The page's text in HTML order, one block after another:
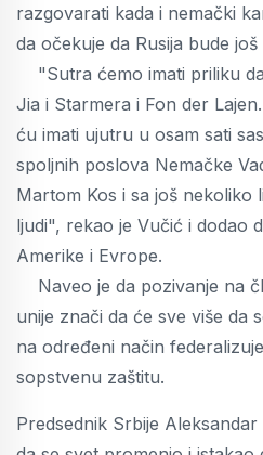
razgovarati kada i nemački
da očekuje da Rusija bude
"Sutra ćemo imati priliku
Jia i Starmera i Fon der
ću imati ujutru u osam sati
spoljnih poslova Nemačke
Martom Kos i sa još nekoliko
ljudi", rekao je Vučić i dodao
Amerike i Evrope.
Naveo je da pozivanje na
unije znači da će sve više da
na određeni način
sopstvenu zaštitu.
Predsednik Srbije